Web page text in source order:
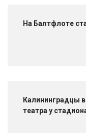
На Балтфлоте
Калининградцы
театра у